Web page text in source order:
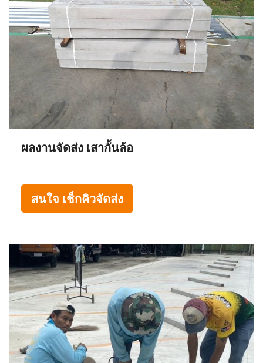
ผลงานจัดส่ง เสากั้นล้อ
สนใจ เช็กคิวจัดส่ง